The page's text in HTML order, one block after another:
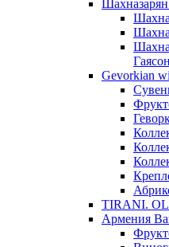
Gevorkian
TIRANI.
Армения